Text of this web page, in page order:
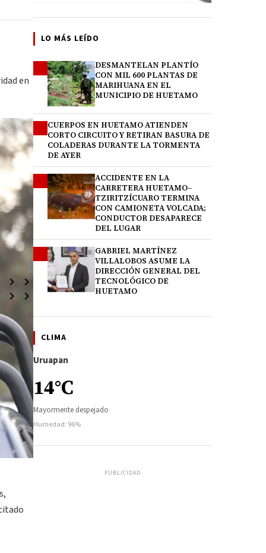
en
LO MÁS LEÍDO
DESMANTELAN PLANTÍO
CON MIL 600 PLANTAS DE
MARIHUANA EN EL
MUNICIPIO DE HUETAMO
CUERPOS EN HUETAMO ATIENDEN
CORTO CIRCUITO Y RETIRAN BASURA DE
COLADERAS DURANTE LA TORMENTA
DE AYER
ACCIDENTE EN LA
CARRETERA HUETAMO–
TZIRITZÍCUARO TERMINA
CON CAMIONETA VOLCADA;
CONDUCTOR DESAPARECE
DEL LUGAR
GABRIEL MARTÍNEZ
VILLALOBOS ASUME LA
DIRECCIÓN GENERAL DEL
TECNOLÓGICO DE
HUETAMO
CLIMA
Uruapan
14°C
Mayormente despejado
Humedad: 96%
PUBLICIDAD